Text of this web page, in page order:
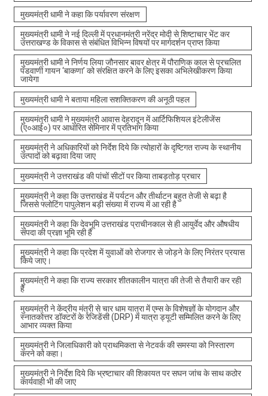
मुख्यमंत्री धामी ने कहा कि पर्यावरण संरक्षण
मुख्यमंत्री धामी ने नई दिल्ली में प्रधानमंत्री नरेंद्र मोदी से शिष्टाचार भेंट कर
उत्तराखण्ड के विकास से संबंधित विभिन्न विषयों पर मार्गदर्शन प्राप्त किया
मुख्यमंत्री धामी ने निर्णय लिया जौनसार बावर क्षेत्र में पौराणिक काल से प्रचलित
पंडवाणी गायन ‘बाकणा’ को संरक्षित करने के लिए इसका अभिलेखीकरण किया
जायेगा
मुख्यमंत्री धामी ने बताया महिला सशक्तिकरण की अनूठी पहल
मुख्यमंत्री धामी ने मुख्यमंत्री आवास देहरादून में आर्टिफिशियल इंटेलीजेंस
(ए०आई०) पर आधारित सेमिनार में प्रतिभाग किया
मुख्यमंत्री ने अधिकारियों को निर्देश दिये कि त्योहारों के दृष्टिगत राज्य के स्थानीय
उत्पादों को बढ़ावा दिया जाए
मुख्यमंत्री ने उत्तराखंड की पांचों सीटों पर किया ताबड़तोड़ प्रचार
मुख्यमंत्री ने कहा कि उत्तराखंड में पर्यटन और तीर्थाटन बहुत तेजी से बढ़ा है
जिससे फ्लोटिंग पापुलेशन बड़ी संख्या में राज्य में आ रही है
मुख्यमंत्री ने कहा कि देवभूमि उत्तराखंड प्राचीनकाल से ही आयुर्वेद और औषधीय
संपदा की प्रज्ञा भूमि रही है
मुख्यमंत्री ने कहा कि प्रदेश में युवाओं को रोजगार से जोड़ने के लिए निरंतर प्रयास
किये जाए।
मुख्यमंत्री ने कहा कि राज्य सरकार शीतकालीन यात्रा की तेजी से तैयारी कर रही
है
मुख्यमंत्री ने केंद्रीय मंत्री से चार धाम यात्रा में एम्स के विशेषज्ञों के योगदान और
स्नातकोत्तर डॉक्टरों के रेजिडेंसी (DRP) में यात्रा ड्यूटी सम्मिलित करने के लिए
आभार व्यक्त किया
मुख्यमंत्री ने जिलाधिकारी को प्राथमिकता से नेटवर्क की समस्या को निस्तारण
करने को कहा।
मुख्यमंत्री ने निर्देश दिये कि भ्रष्टाचार की शिकायत पर सघन जांच के साथ कठोर
कार्यवाही भी की जाए